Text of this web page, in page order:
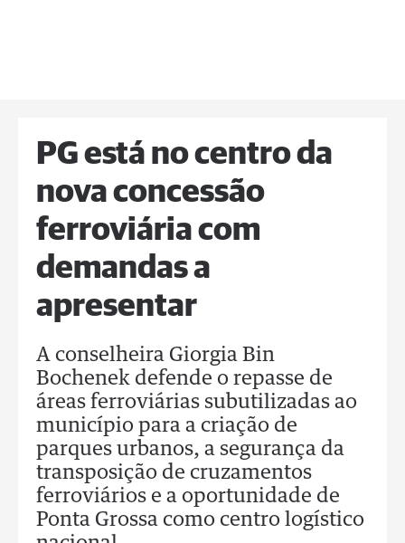
PG está no centro da
nova concessão
ferroviária com
demandas a
apresentar
A conselheira Giorgia Bin
Bochenek defende o repasse de
áreas ferroviárias subutilizadas ao
município para a criação de
parques urbanos, a segurança da
transposição de cruzamentos
ferroviários e a oportunidade de
Ponta Grossa como centro logístico